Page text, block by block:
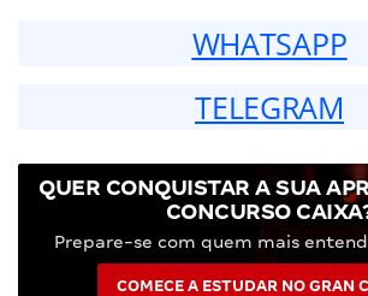
WHATSAPP
TELEGRAM
QUER CONQUISTAR A SUA
CONCURSO
Prepare-se com quem mais
COMECE A ESTUDAR NO GRAN